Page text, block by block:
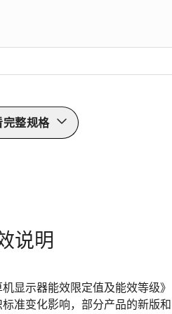
完整规格
说明
显示器能效限定值及能效等级
准变化影响，部分产品的新版